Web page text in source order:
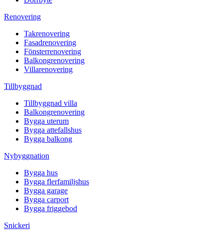
Renovering
Takrenovering
Fasadrenovering
Fönsterrenovering
Balkongrenovering
Villarenovering
Tillbyggnad
Tillbyggnad villa
Balkongrenovering
Bygga uterum
Bygga attefallshus
Bygga balkong
Nybyggnation
Bygga hus
Bygga flerfamiljshus
Bygga garage
Bygga carport
Bygga friggebod
Snickeri